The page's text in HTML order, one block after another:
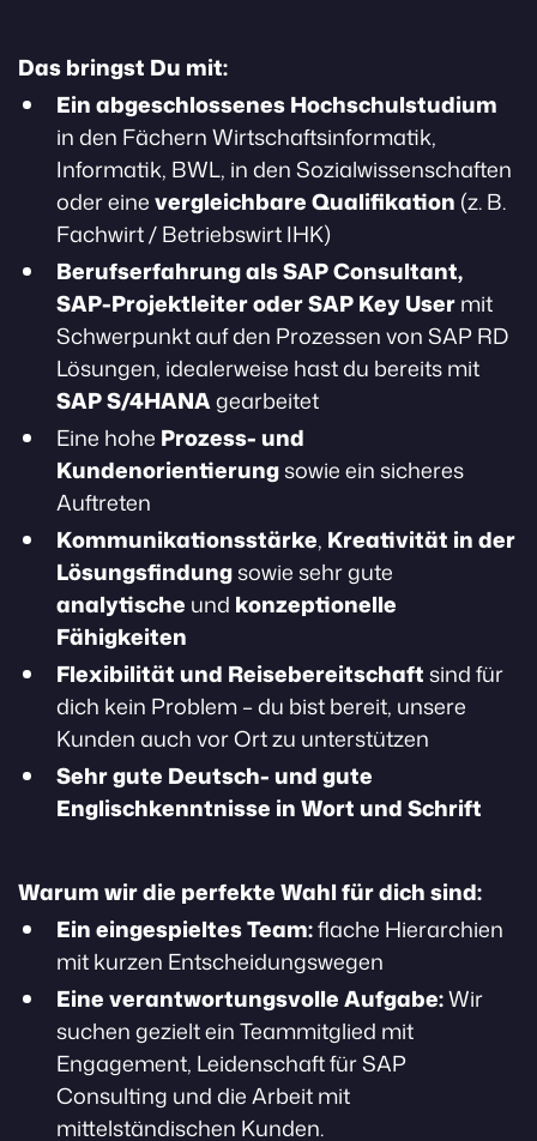
Das bringst Du mit:
Ein abgeschlossenes Hochschulstudium
in den Fächern Wirtschaftsinformatik,
Informatik, BWL, in den Sozialwissenschaften
oder einevergleichbare Qualifikation (z. B.
Fachwirt / Betriebswirt IHK)
Berufserfahrung als SAP Consultant,
SAP-Projektleiter oder SAP Key Usermit
Schwerpunkt auf den Prozessen von SAP RD
Lösungen, idealerweise hast du bereits mit
SAP S/4HANAgearbeitet
Eine hohe Prozess- und
Kundenorientierungsowie ein sicheres
Auftreten
Kommunikationsstärke, Kreativität in der
Lösungsfindungsowie sehr gute
analytische und konzeptionelle
Fähigkeiten
Flexibilität und Reisebereitschaftsind für
dich kein Problem – du bist bereit, unsere
Kunden auch vor Ort zu unterstützen
Sehr gute Deutsch- und gute
Englischkenntnisse in Wort und Schrift
Warum wir die perfekte Wahl für dich sind:
Ein eingespieltes Team:flache Hierarchien
mit kurzen Entscheidungswegen
Eine verantwortungsvolle Aufgabe:Wir
suchen gezielt ein Teammitglied mit
Engagement, Leidenschaft für SAP
Consulting und die Arbeit mit
mittelständischen Kunden.